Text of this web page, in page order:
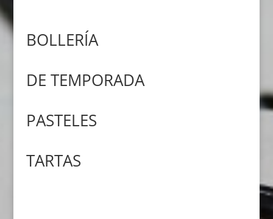
BOLLERÍA
DE TEMPORADA
PASTELES
TARTAS